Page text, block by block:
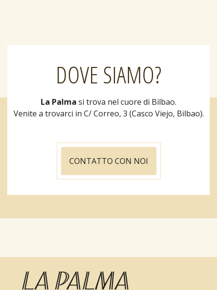
DOVE SIAMO?
La Palma si trova nel cuore di Bilbao.
Venite a trovarci in C/ Correo, 3 (Casco Viejo, Bilbao).
CONTATTO CON NOI